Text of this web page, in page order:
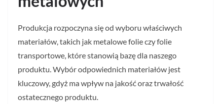
Produkcja rozpoczyna się od wyboru właściwych
materiałów, takich jak metalowe folie czy folie
transportowe, które stanowią bazę dla naszego
produktu. Wybór odpowiednich materiałów jest
kluczowy, gdyż ma wpływ na jakość oraz trwałość
ostatecznego produktu.